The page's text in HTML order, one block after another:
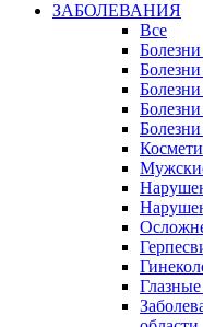
ЗАБОЛЕВАНИЯ
Все